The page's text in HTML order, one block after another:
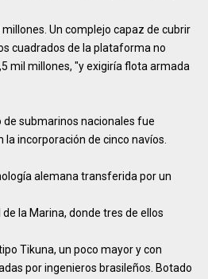
Un complejo capaz de cubrir
cuadrados de la plataforma no
mil millones, "y exigiría flota armada
de submarinos nacionales fue
incorporación de cinco navíos.
alemana transferida por un
la Marina, donde tres de ellos
Tikuna, un poco mayor y con
por ingenieros brasileños. Botado